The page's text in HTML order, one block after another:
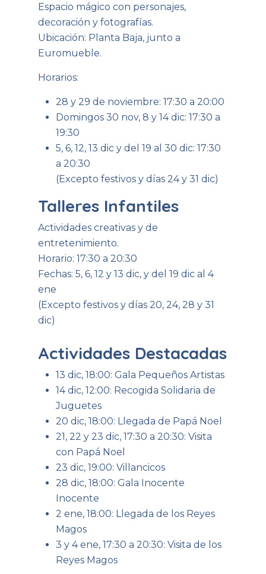
Espacio mágico con personajes,
decoración y fotografías.
Ubicación: Planta Baja, junto a
Euromueble.
Horarios:
28 y 29 de noviembre: 17:30 a 20:00
Domingos 30 nov, 8 y 14 dic: 17:30 a
19:30
5, 6, 12, 13 dic y del 19 al 30 dic: 17:30
a 20:30
(Excepto festivos y días 24 y 31 dic)
Talleres Infantiles
Actividades creativas y de
entretenimiento.
Horario: 17:30 a 20:30
Fechas: 5, 6, 12 y 13 dic, y del 19 dic al 4
ene
(Excepto festivos y días 20, 24, 28 y 31
dic)
Actividades Destacadas
13 dic, 18:00: Gala Pequeños Artistas
14 dic, 12:00: Recogida Solidaria de
Juguetes
20 dic, 18:00: Llegada de Papá Noel
21, 22 y 23 dic, 17:30 a 20:30: Visita
con Papá Noel
23 dic, 19:00: Villancicos
28 dic, 18:00: Gala Inocente
Inocente
2 ene, 18:00: Llegada de los Reyes
Magos
3 y 4 ene, 17:30 a 20:30: Visita de los
Reyes Magos